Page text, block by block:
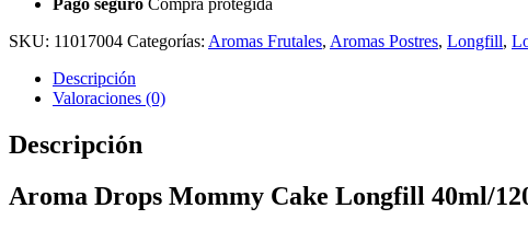
SKU: 11017004 Categorías: Aromas Frutales, Aromas Postres, Longfill,
Descripción
Valoraciones (0)
Descripción
Aroma Drops Mommy Cake Longfill 40ml/